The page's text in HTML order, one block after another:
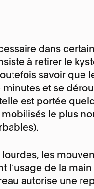
dans
à retirer le
savoir que
et se
est portée
le plus
les
l’usage de la
autorise une